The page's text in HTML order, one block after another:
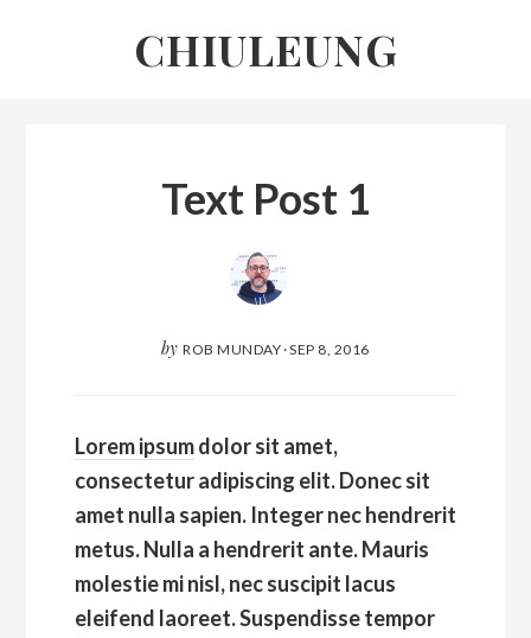
CHIULEUNG
Text Post 1
by ROB MUNDAY·SEP 8, 2016
Lorem ipsumdolor sit amet,
consectetur adipiscing elit. Donec sit
amet nulla sapien. Integer nec hendrerit
metus. Nulla a hendrerit ante. Mauris
molestie mi nisl, nec suscipit lacus
eleifend laoreet. Suspendisse tempor